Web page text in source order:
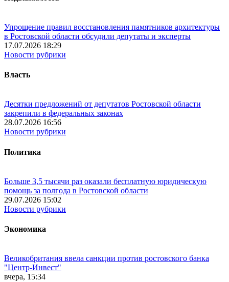
Упрощение правил восстановления памятников архитектуры
в Ростовской области обсудили депутаты и эксперты
17.07.2026 18:29
Новости рубрики
Власть
Десятки предложений от депутатов Ростовской области
закрепили в федеральных законах
28.07.2026 16:56
Новости рубрики
Политика
Больше 3,5 тысячи раз оказали бесплатную юридическую
помощь за полгода в Ростовской области
29.07.2026 15:02
Новости рубрики
Экономика
Великобритания ввела санкции против ростовского банка
"Центр-Инвест"
вчера, 15:34